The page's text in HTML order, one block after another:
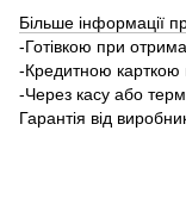
Більше інформації
-Готівкою при
-Кредитною
-Через касу або
Гарантія від